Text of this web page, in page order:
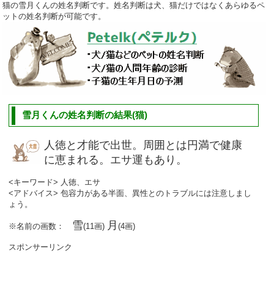
猫の雪月くんの姓名判断です。姓名判断は犬、猫だけではなくあらゆるペ
ットの姓名判断が可能です。
雪月くんの姓名判断の結果(猫)
人徳と才能で出世。周囲とは円満で健康
に恵まれる。エサ運もあり。
<キーワード> 人徳、エサ
<アドバイス> 包容力がある半面、異性とのトラブルには注意しまし
ょう。
※名前の画数： 雪(11画) 月(4画)
スポンサーリンク